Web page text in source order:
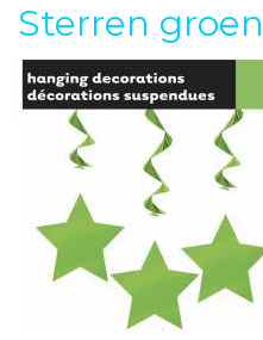
Sterren groen